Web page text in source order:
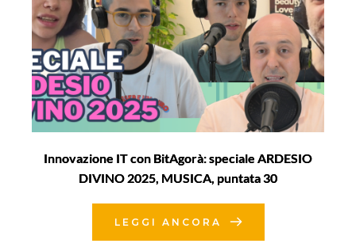
Innovazione IT con BitAgorà: speciale ARDESIO
DIVINO 2025, MUSICA, puntata 30
LEGGI ANCORA